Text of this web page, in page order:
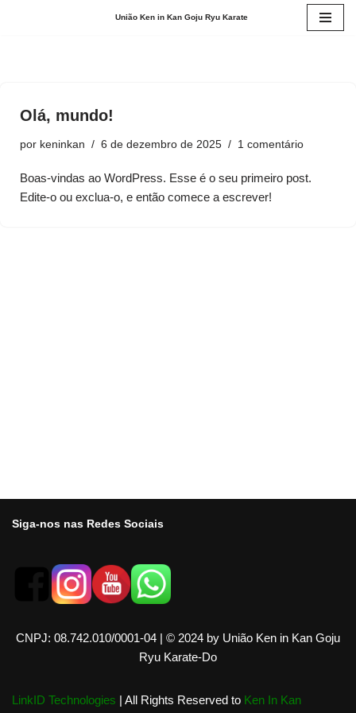
União Ken in Kan Goju Ryu Karate
Olá, mundo!
por keninkan 6 de dezembro de 2025 1 comentário
Boas-vindas ao WordPress. Esse é o seu primeiro post.
Edite-o ou exclua-o, e então comece a escrever!
Siga-nos nas Redes Sociais
​CNPJ: 08.742.010/0001-04 | © 2024 by União Ken in Kan Goju
Ryu Karate-Do
LinkID Technologies | All Rights Reserved to Ken In Kan